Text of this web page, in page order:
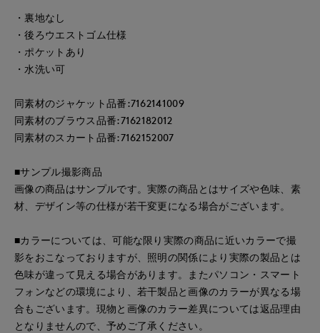
・裏地なし
・後ろウエストゴム仕様
・ポケットあり
・水洗い可
同素材のジャケット品番:7162141009
同素材のブラウス品番:7162182012
同素材のスカート品番:7162152007
■サンプル撮影商品
画像の商品はサンプルです。実際の商品とはサイズや色味、素
材、デザイン等の仕様が若干変更になる場合がございます。
■カラーについては、可能な限り実際の商品に近いカラーで撮
影をおこなっておりますが、照明の関係により実際の製品とは
色味が違って見える場合があります。またパソコン・スマート
フォンなどの環境により、若干製品と画像のカラーが異なる場
合もございます。現物と画像のカラー差異については返品理由
となりませんので、予めご了承ください。